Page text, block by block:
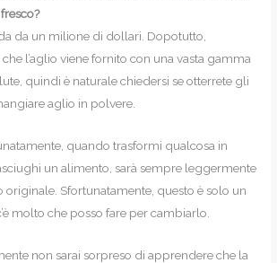
da un milione di dollari. Dopotutto,
l’aglio viene fornito con una vasta gamma
quindi è naturale chiedersi se otterrete gli
aglio in polvere.
quando trasformi qualcosa in
un alimento, sarà sempre leggermente
Sfortunatamente, questo è solo un
molto che posso fare per cambiarlo.
non sarai sorpreso di apprendere che la